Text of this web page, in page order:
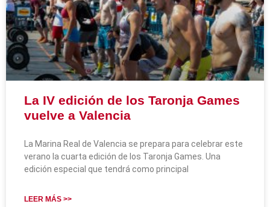
La IV edición de los Taronja Games
vuelve a Valencia
La Marina Real de Valencia se prepara para celebrar este
verano la cuarta edición de los Taronja Games. Una
edición especial que tendrá como principal
LEER MÁS >>